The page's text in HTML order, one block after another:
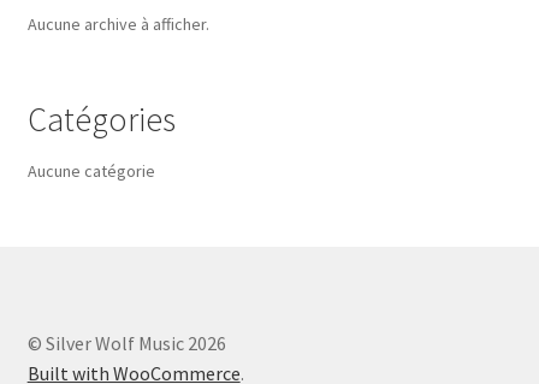
Aucune archive à afficher.
Catégories
Aucune catégorie
© Silver Wolf Music 2026
Built with WooCommerce.